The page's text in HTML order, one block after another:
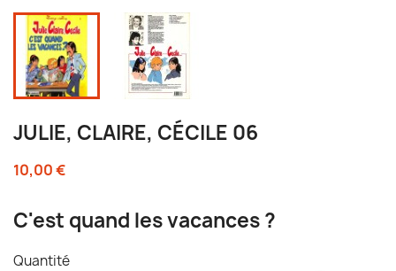
JULIE, CLAIRE, CÉCILE 06
10,00 €
C'est quand les vacances ?
Quantité